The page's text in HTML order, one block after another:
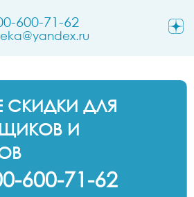
600-71-62
СКИДКИ ДЛЯ
И
600-71-62